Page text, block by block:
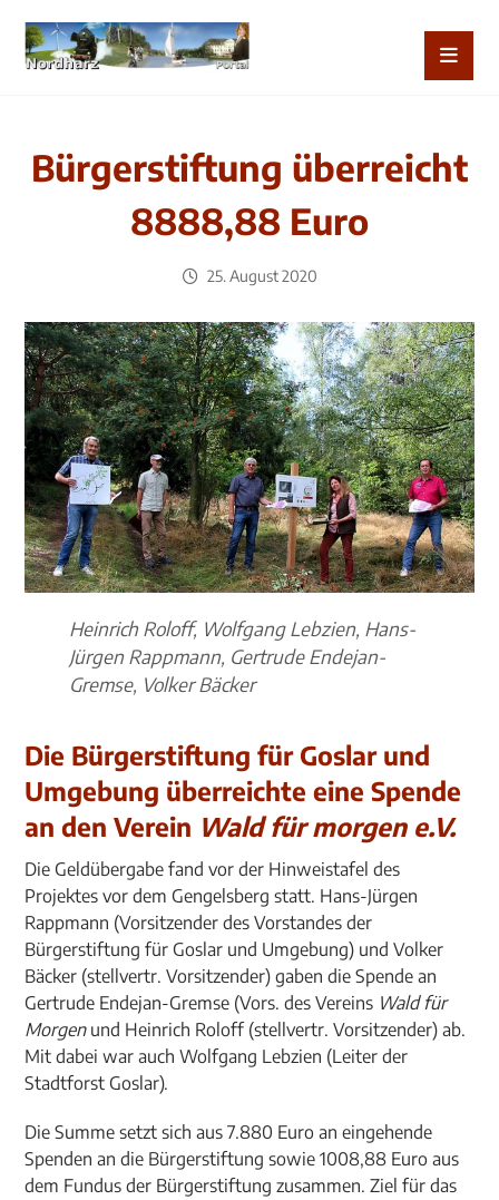
Bürgerstiftung überreicht
8888,88 Euro
25. August 2020
Heinrich Roloff, Wolfgang Lebzien, Hans-
Jürgen Rappmann, Gertrude Endejan-
Gremse, Volker Bäcker
Die Bürgerstiftung für Goslar und
Umgebung überreichte eine Spende
an den Verein Wald für morgen e.V.
Die Geldübergabe fand vor der Hinweistafel des
Projektes vor dem Gengelsberg statt. Hans-Jürgen
Rappmann (Vorsitzender des Vorstandes der
Bürgerstiftung für Goslar und Umgebung) und Volker
Bäcker (stellvertr. Vorsitzender) gaben die Spende an
Gertrude Endejan-Gremse (Vors. des Vereins Wald für
Morgenund Heinrich Roloff (stellvertr. Vorsitzender) ab.
Mit dabei war auch Wolfgang Lebzien (Leiter der
Stadtforst Goslar).
Die Summe setzt sich aus 7.880 Euro an eingehende
Spenden an die Bürgerstiftung sowie 1008,88 Euro aus
dem Fundus der Bürgerstiftung zusammen. Ziel für das